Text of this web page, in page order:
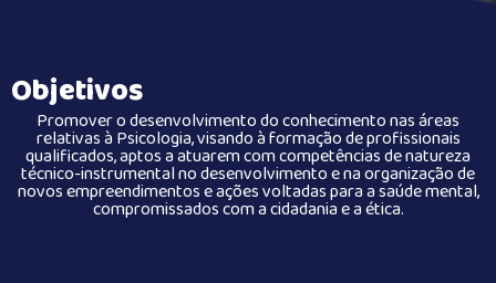
Objetivos
Promover o desenvolvimento do conhecimento nas áreas
relativas à Psicologia, visando à formação de profissionais
qualificados, aptos a atuarem com competências de natureza
técnico-instrumental no desenvolvimento e na organização de
novos empreendimentos e ações voltadas para a saúde mental,
compromissados com a cidadania e a ética.